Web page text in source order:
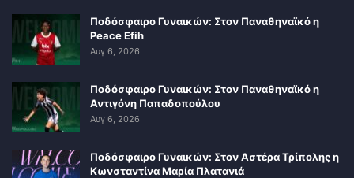
Ποδόσφαιρο Γυναικών: Στον Παναθηναϊκό η
Peace Efih
Αυγ 6, 2026
Ποδόσφαιρο Γυναικών: Στον Παναθηναϊκό η
Αντιγόνη Παπαδοπούλου
Αυγ 6, 2026
Ποδόσφαιρο Γυναικών: Στον Αστέρα Τρίπολης η
Κωνσταντίνα Μαρία Πλατανιά